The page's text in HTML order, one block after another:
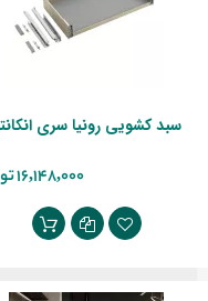
سبد کشویی رونیا سری انکانتو
‎16,148,000 تومان